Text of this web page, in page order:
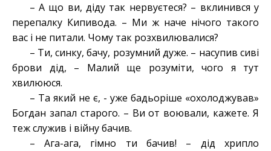
– А що ви, діду так нервуєтеся? – вклинився у
перепалку Кипивода. – Ми ж наче нічого такого
вас і не питали. Чому так розхвилювалися?
– Ти, синку, бачу, розумний дуже. – насупив сиві
брови дід, – Малий ще розуміти, чого я тут
хвилююся.
– Та який не є, - уже бадьоріше «охолоджував»
Богдан запал старого. – Ви от воювали, кажете. Я
теж служив і війну бачив.
– Ага-ага, гімно ти бачив! – дід хрипло